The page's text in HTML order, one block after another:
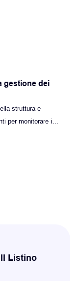
gestione dei
struttura e
per monitorare i
Listino